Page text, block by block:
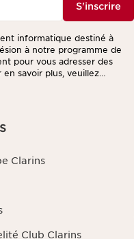
S'inscrire
informatique destiné à
à notre programme de
pour vous adresser des
savoir plus, veuillez
Clarins
Club Clarins